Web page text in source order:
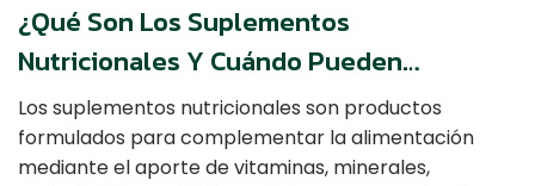
¿Qué Son Los Suplementos
Nutricionales Y Cuándo Pueden
Complementar La Alimentación?
Los suplementos nutricionales son productos
formulados para complementar la alimentación
mediante el aporte de vitaminas, minerales,